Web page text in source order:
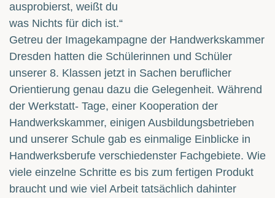
ausprobierst, weißt du
was Nichts für dich ist.“
Getreu der Imagekampagne der Handwerkskammer
Dresden hatten die Schülerinnen und Schüler
unserer 8. Klassen jetzt in Sachen beruflicher
Orientierung genau dazu die Gelegenheit. Während
der Werkstatt- Tage, einer Kooperation der
Handwerkskammer, einigen Ausbildungsbetrieben
und unserer Schule gab es einmalige Einblicke in
Handwerksberufe verschiedenster Fachgebiete. Wie
viele einzelne Schritte es bis zum fertigen Produkt
braucht und wie viel Arbeit tatsächlich dahinter